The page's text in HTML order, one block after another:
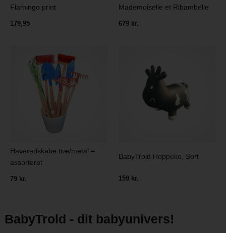
Flamingo print
179,95
Mademoiselle et Ribambelle
679 kr.
Haveredskabe træ/metal –
assorteret
79 kr.
BabyTrold Hoppeko, Sort
159 kr.
BabyTrold - dit babyunivers!